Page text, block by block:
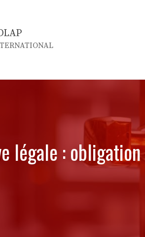
légale :